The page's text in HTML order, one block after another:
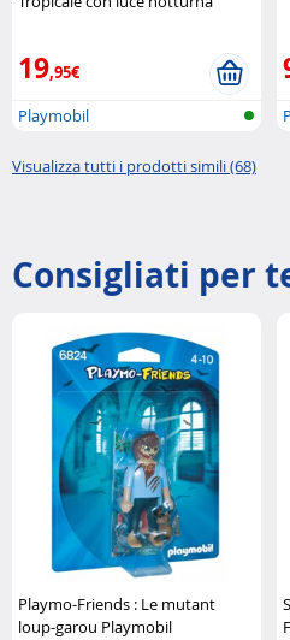
19,95€
Playmobil
Visualizza tutti i prodotti simili (68)
Consigliati per
Playmo-Friends : Le mutant
loup-garou Playmobil